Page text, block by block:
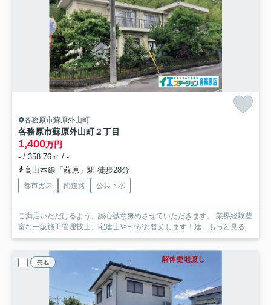
各務原市蘇原外山町
各務原市蘇原外山町２丁目
1,400万円
- / 358.76㎡ / -
高山本線「蘇原」駅 徒歩28分
都市ガス 南道路 公共下水
ご満足いただけるよう、誠心誠意努めさせていただきます。 業界経験豊
富な一級施工管理技士、宅建士やFPがお答えします！建...
もっと見る
売地